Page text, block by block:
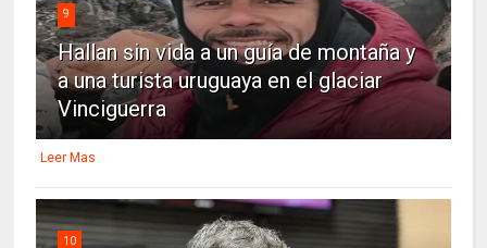
9
Hallan sin vida a un guía de montaña y
a una turista uruguaya en el glaciar
Vinciguerra
Leer Mas
10